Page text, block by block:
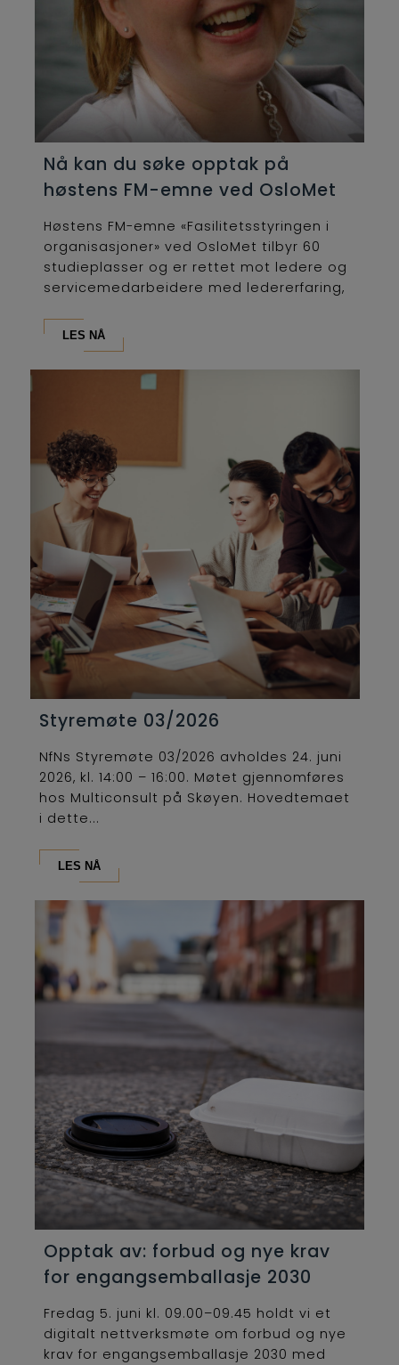
Nå kan du søke opptak på
høstens FM-emne ved OsloMet
Høstens FM-emne «Fasilitetsstyringen i
organisasjoner» ved OsloMet tilbyr 60
studieplasser og er rettet mot ledere og
servicemedarbeidere med ledererfaring,
LES NÅ
Styremøte 03/2026
NfNs Styremøte 03/2026 avholdes 24. juni
2026, kl. 14:00 – 16:00. Møtet gjennomføres
hos Multiconsult på Skøyen. Hovedtemaet
i dette...
LES NÅ
Opptak av: forbud og nye krav
for engangsemballasje 2030
Fredag 5. juni kl. 09.00–09.45 holdt vi et
digitalt nettverksmøte om forbud og nye
krav for engangsemballasje 2030 med